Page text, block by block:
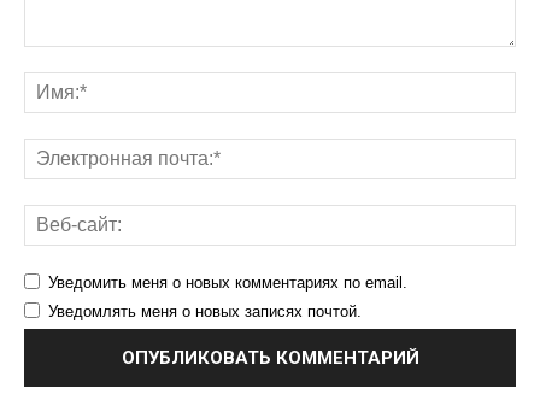
Уведомить меня о новых комментариях по email.
Уведомлять меня о новых записях почтой.